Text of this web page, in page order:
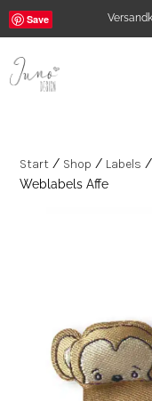
Save
Start / Shop / Labels /
Weblabels Affe